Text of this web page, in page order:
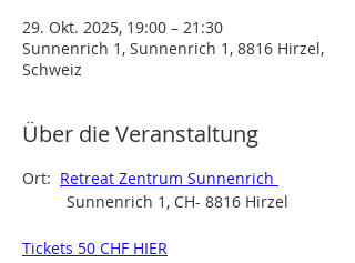
29. Okt. 2025, 19:00 – 21:30
Sunnenrich 1, Sunnenrich 1, 8816 Hirzel,
Schweiz
Über die Veranstaltung
Ort: Retreat Zentrum Sunnenrich
          Sunnenrich 1, CH- 8816 Hirzel
Tickets 50 CHF HIER